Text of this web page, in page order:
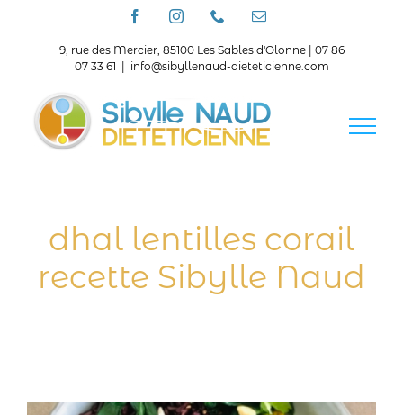
FacebookInstagramTéléphoneEmail
9, rue des Mercier, 85100 Les Sables d'Olonne | 07 86
07 33 61
info@sibyllenaud-dieteticienne.com
dhal lentilles corail
recette Sibylle Naud